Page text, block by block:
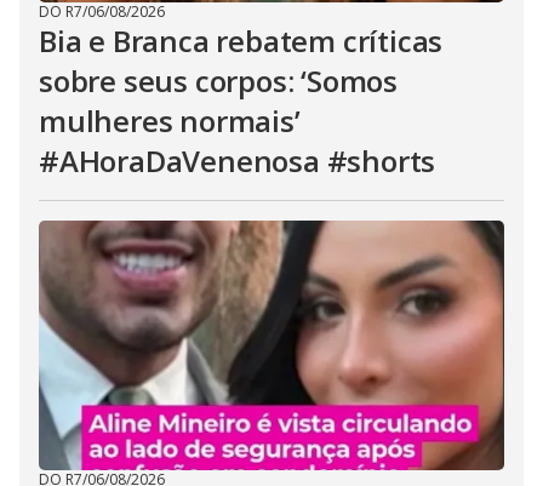
DO R7/06/08/2026
Bia e Branca rebatem críticas
sobre seus corpos: ‘Somos
mulheres normais’
#AHoraDaVenenosa #shorts
DO R7/06/08/2026